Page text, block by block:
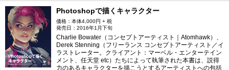
Photoshopで描くキャラクター
価格：本体4,000円 + 税
発売日：2016年1月下旬
Charlie Bowater（コンセプトアーティスト｜Atomhawk）、
Derek Stenning（フリーランス コンセプトアーティスト／イ
ラストレーター。クライアント：マーベル・エンターテイン
メント、任天堂 etc）たちによって執筆された本書は、説得
力のあるキャラクターを描こうとするアーティストへの包括